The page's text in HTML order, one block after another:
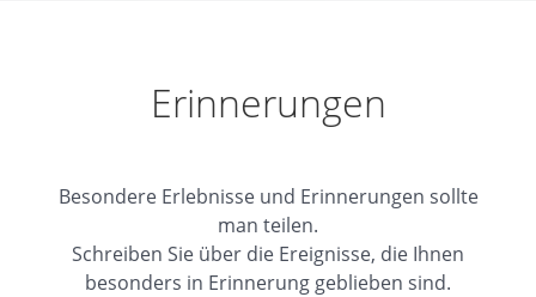
Erinnerungen
Besondere Erlebnisse und Erinnerungen sollte
man teilen.
Schreiben Sie über die Ereignisse, die Ihnen
besonders in Erinnerung geblieben sind.